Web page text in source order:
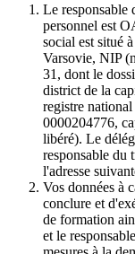
Le responsable
personnel est
social est situé
Varsovie, NIP
31, dont le
district de la
registre
0000204776,
libéré). Le
responsable du
l'adresse
Vos données à
conclure et
de formation
et le